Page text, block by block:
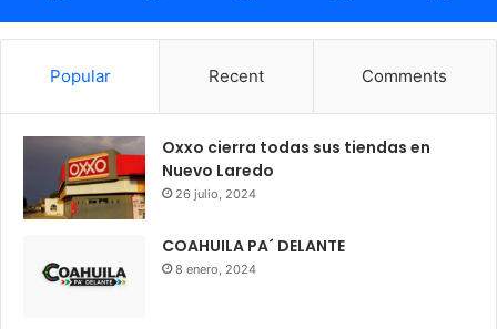
Popular Recent Comments
Oxxo cierra todas sus tiendas en
Nuevo Laredo
26 julio, 2024
COAHUILA PA´ DELANTE
8 enero, 2024